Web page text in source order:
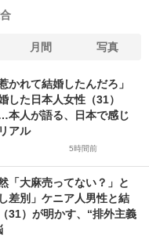
月間 写真
かれて結婚したんだろ」
した日本人女性（31）
本人が語る、日本で感じ
アル
5時間前
「大麻売ってない？」と
差別」ケニア人男性と結
31）が明かす、“排外主義